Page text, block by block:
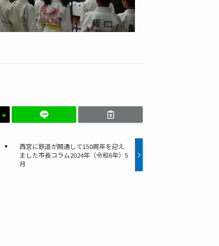
西宮に鉄道が開通して150周年を迎え
ました市長コラム2024年（令和6年）5
月